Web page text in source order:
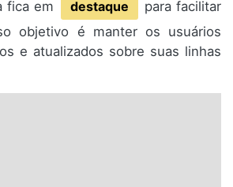
fica em
destaque
para facilitar
objetivo é manter os usuários
e atualizados sobre suas linhas